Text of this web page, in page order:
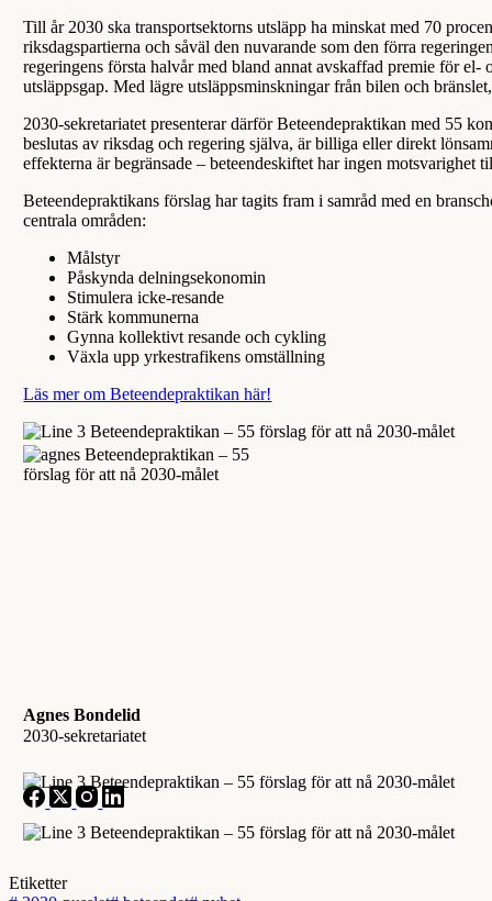
Till år 2030 ska transportsektorns utsläpp ha minskat med 70
riksdagspartierna och såväl den nuvarande som den förra
regeringens första halvår med bland annat avskaffad premie för
utsläppsgap. Med lägre utsläppsminskningar från bilen och
2030-sekretariatet presenterar därför Beteendepraktikan med 55
beslutas av riksdag och regering själva, är billiga eller direkt
effekterna är begränsade – beteendeskiftet har ingen
Beteendepraktikans förslag har tagits fram i samråd med en
centrala områden:
Målstyr
Påskynda delningsekonomin
Stimulera icke-resande
Stärk kommunerna
Gynna kollektivt resande och cykling
Växla upp yrkestrafikens omställning
Läs mer om Beteendepraktikan här!
Agnes Bondelid
2030-sekretariatet
Etiketter